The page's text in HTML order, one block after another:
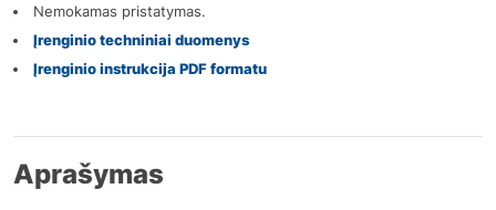
Nemokamas pristatymas.
Įrenginio techniniai duomenys
Įrenginio instrukcija PDF formatu
Aprašymas